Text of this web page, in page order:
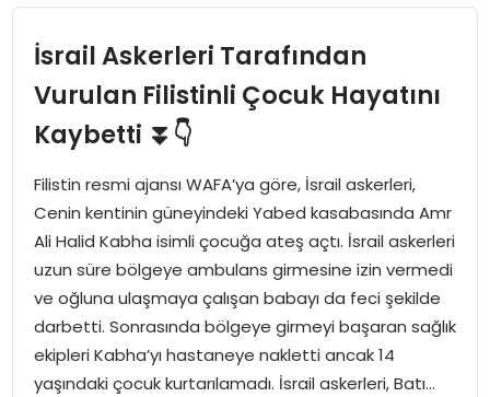
TEKNOLOJI
EĞITIM
MAGAZIN
SPOR
YAŞAM
İsrail Askerleri Tarafından
Vurulan Filistinli Çocuk Hayatını
Kaybetti ⏬👇
Filistin resmi ajansı WAFA’ya göre, İsrail askerleri,
Cenin kentinin güneyindeki Yabed kasabasında Amr
Ali Halid Kabha isimli çocuğa ateş açtı. İsrail askerleri
uzun süre bölgeye ambulans girmesine izin vermedi
ve oğluna ulaşmaya çalışan babayı da feci şekilde
darbetti. Sonrasında bölgeye girmeyi başaran sağlık
ekipleri Kabha’yı hastaneye nakletti ancak 14
yaşındaki çocuk kurtarılamadı. İsrail askerleri, Batı…